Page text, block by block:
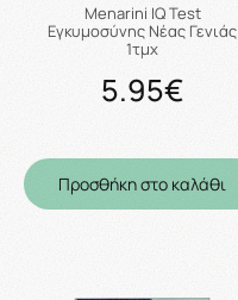
Menarini IQ Test
Εγκυμοσύνης Νέας Γενιάς
1τμχ
5.95€
Προσθήκη στο καλάθι